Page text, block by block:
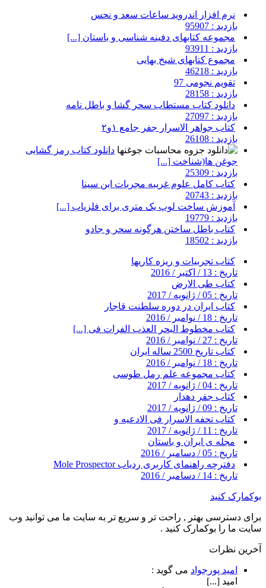
نرم افزار اندروید ساعات سعد و نحس
بازدید : 95907
مجموعه کتابهای دفینه شناسی و باستان [...]
بازدید : 93911
مجموع کتابهای شیخ بهایی
بازدید : 46218
تقویم نجومی 97
بازدید : 28158
دانلود کتاب مستطاب سحر گشا و باطل نامه
بازدید : 27097
کتاب جواهر الاسرار جفر جامع ۱و۲
بازدید : 26108
دانلود کتاب رمز گشایی
جوغن ها(شناخت [...]
بازدید : 25309
کتاب کامل علوم غریبه مجربات ابن سینا
بازدید : 20743
آموزش ساخت لوپ یک متری برای فلزیاب [...]
بازدید : 19779
کتاب باطل ساختن هرگونه سحر و جادو
بازدید : 18502
کتاب تجربیات و ریزه کاریها
تاریخ : 13 / اکتبر / 2016
کتاب طی الارض
تاریخ : 05 / ژانویه / 2017
کتاب ایران در دوره سلطنت قاجار
تاریخ : 18 / نوامبر / 2016
کتاب مخطوط البحر العذب الفرات فی [...]
تاریخ : 27 / نوامبر / 2016
کتاب تاریخ 2500 ساله ایران
تاریخ : 18 / نوامبر / 2016
کتاب مجموعه علم رمل طوسی
تاریخ : 04 / ژانویه / 2017
کتاب جفر دهدار
تاریخ : 09 / ژانویه / 2017
کتاب تحفه الاسرار فی الادعیه و
تاریخ : 11 / ژانویه / 2017
مجله ی ایران و باستان
تاریخ : 05 / دسامبر / 2016
دفترچه راهنمای کاربری ردیاب Mole Prospector
تاریخ : 14 / دسامبر / 2016
بوکمارک کنید
برای دسترسی بهتر , راحت تر و سریع تر به سایت ما می توانید وب
سایت ما را بوکمارک کنید .
آخرین نظرات
امید پورجواد می گوید :
امید [...]